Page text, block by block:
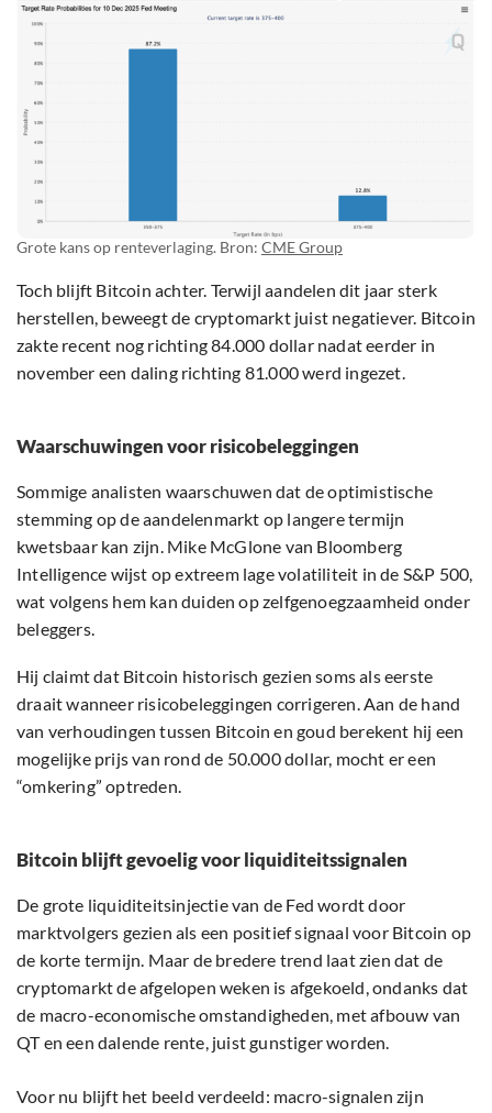
Grote kans op renteverlaging. Bron: CME Group
Toch blijft Bitcoin achter. Terwijl aandelen dit jaar sterk
herstellen, beweegt de cryptomarkt juist negatiever. Bitcoin
zakte recent nog richting 84.000 dollar nadat eerder in
november een daling richting 81.000 werd ingezet.
Waarschuwingen voor risicobeleggingen
Sommige analisten waarschuwen dat de optimistische
stemming op de aandelenmarkt op langere termijn
kwetsbaar kan zijn. Mike McGlone van Bloomberg
Intelligence wijst op extreem lage volatiliteit in de S&P 500,
wat volgens hem kan duiden op zelfgenoegzaamheid onder
beleggers.
Hij claimt dat Bitcoin historisch gezien soms als eerste
draait wanneer risicobeleggingen corrigeren. Aan de hand
van verhoudingen tussen Bitcoin en goud berekent hij een
mogelijke prijs van rond de 50.000 dollar, mocht er een
“omkering” optreden.
Bitcoin blijft gevoelig voor liquiditeitssignalen
De grote liquiditeitsinjectie van de Fed wordt door
marktvolgers gezien als een positief signaal voor Bitcoin op
de korte termijn. Maar de bredere trend laat zien dat de
cryptomarkt de afgelopen weken is afgekoeld, ondanks dat
de macro-economische omstandigheden, met afbouw van
QT en een dalende rente, juist gunstiger worden.
Voor nu blijft het beeld verdeeld: macro-signalen zijn